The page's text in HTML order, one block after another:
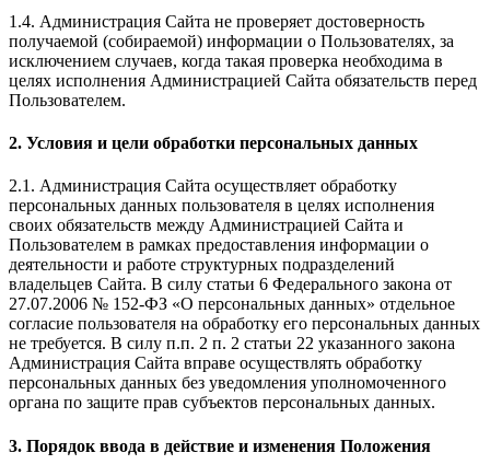
1.4. Администрация Сайта не проверяет достоверность
получаемой (собираемой) информации о Пользователях, за
исключением случаев, когда такая проверка необходима в
целях исполнения Администрацией Сайта обязательств перед
Пользователем.
2. Условия и цели обработки персональных данных
2.1. Администрация Сайта осуществляет обработку
персональных данных пользователя в целях исполнения
своих обязательств между Администрацией Сайта и
Пользователем в рамках предоставления информации о
деятельности и работе структурных подразделений
владельцев Сайта. В силу статьи 6 Федерального закона от
27.07.2006 № 152-ФЗ «О персональных данных» отдельное
согласие пользователя на обработку его персональных данных
не требуется. В силу п.п. 2 п. 2 статьи 22 указанного закона
Администрация Сайта вправе осуществлять обработку
персональных данных без уведомления уполномоченного
органа по защите прав субъектов персональных данных.
3. Порядок ввода в действие и изменения Положения